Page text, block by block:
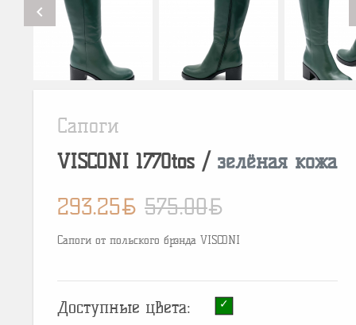
chevron_left
Сапоги
VISCONI 1770tos / зелёная кожа
293.25BYN 575.00BYN
Сапоги от польского брэнда VISCONI
Доступные цвета: